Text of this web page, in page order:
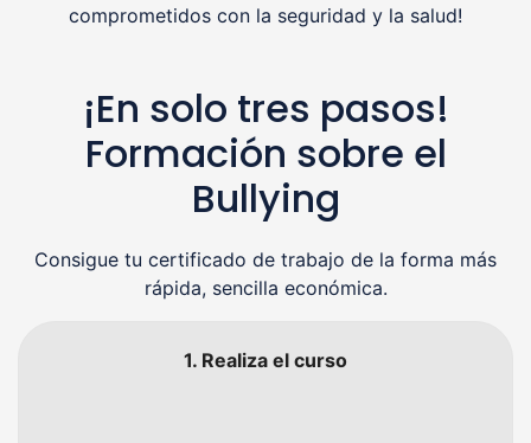
comprometidos con la seguridad y la salud!
¡En solo tres pasos!
Formación sobre el
Bullying
Consigue tu certificado de trabajo de la forma más
rápida, sencilla económica.
1. Realiza el curso